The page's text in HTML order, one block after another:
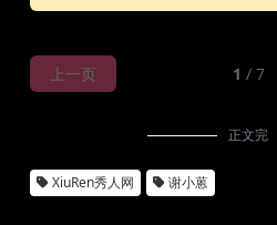
上一页 1 / 7
正文完
XiuRen秀人网 谢小蒽